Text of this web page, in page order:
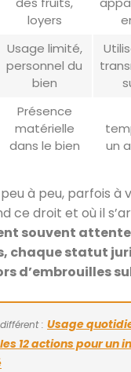
loyers
Usage limité,
personnel du
bien
Présence
matérielle
dans le bien
un
à peu, parfois à
ce droit et où il
souvent
chaque statut
d’embrouilles
: Usage
12 actions pour un